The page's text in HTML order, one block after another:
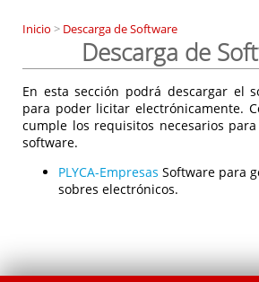
Inicio > Descarga de Software
Descarga de
En esta sección podrá descargar el
para poder licitar electrónicamente.
cumple los requisitos necesarios
software.
PLYCA-Empresas Software para
sobres electrónicos.